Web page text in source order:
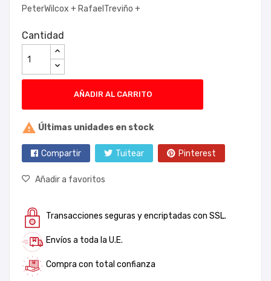
PeterWilcox + RafaelTreviño +
Cantidad
AÑADIR AL CARRITO
 Últimas unidades en stock
Compartir Tuitear Pinterest
Añadir a favoritos
Transacciones seguras y encriptadas con SSL.
Envíos a toda la U.E.
Compra con total confianza